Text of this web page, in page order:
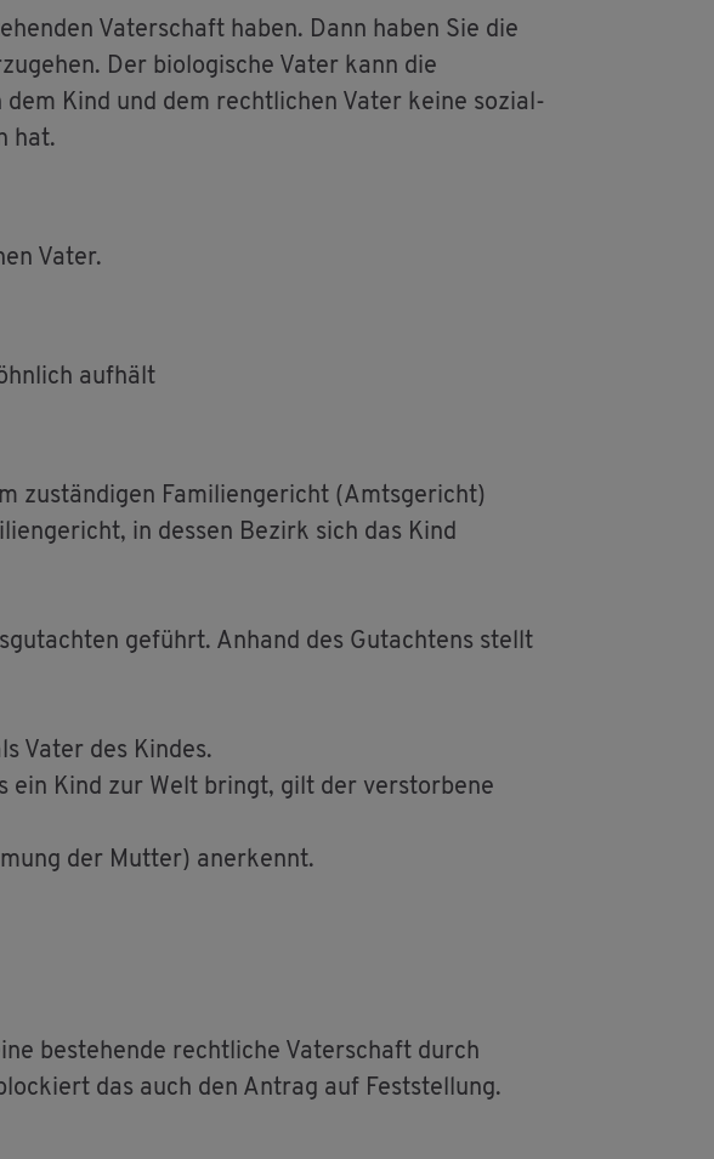
Va­ter­schaft haben. Dann haben Sie die
Der bio­lo­gi­sche Vater kann die
Kind und dem recht­li­chen Vater keine so­zi­al-
hat.
Vater.
auf­hält
zu­stän­di­gen Fa­mi­li­en­ge­richt (Amts­ge­richt)
in des­sen Be­zirk sich das Kind
ge­führt. An­hand des Gut­ach­tens stellt
Vater des Kin­des.
ein Kind zur Welt bringt, gilt der ver­stor­be­ne
der Mut­ter) an­er­kennt.
be­stehen­de recht­li­che Va­ter­schaft durch
das auch den An­trag auf Fest­stel­lung.